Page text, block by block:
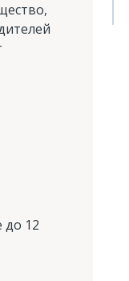
до 12